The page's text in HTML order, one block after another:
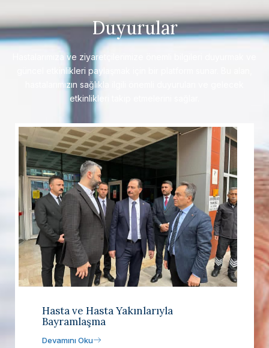
Duyurular
Hastalarımıza ve ziyaretçilerimize önemli bilgileri duyurmak ve
güncel etkinlikleri paylaşmak için bir platform sunar. Bu alan,
hastalarımızın sağlıkla ilgili önemli duyuruları ve gelecek
etkinlikleri takip etmelerini sağlar.
Hasta ve Hasta Yakınlarıyla
Bayramlaşma
Devamını Oku